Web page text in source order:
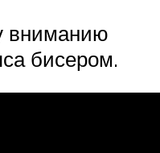
вниманию
бисером.